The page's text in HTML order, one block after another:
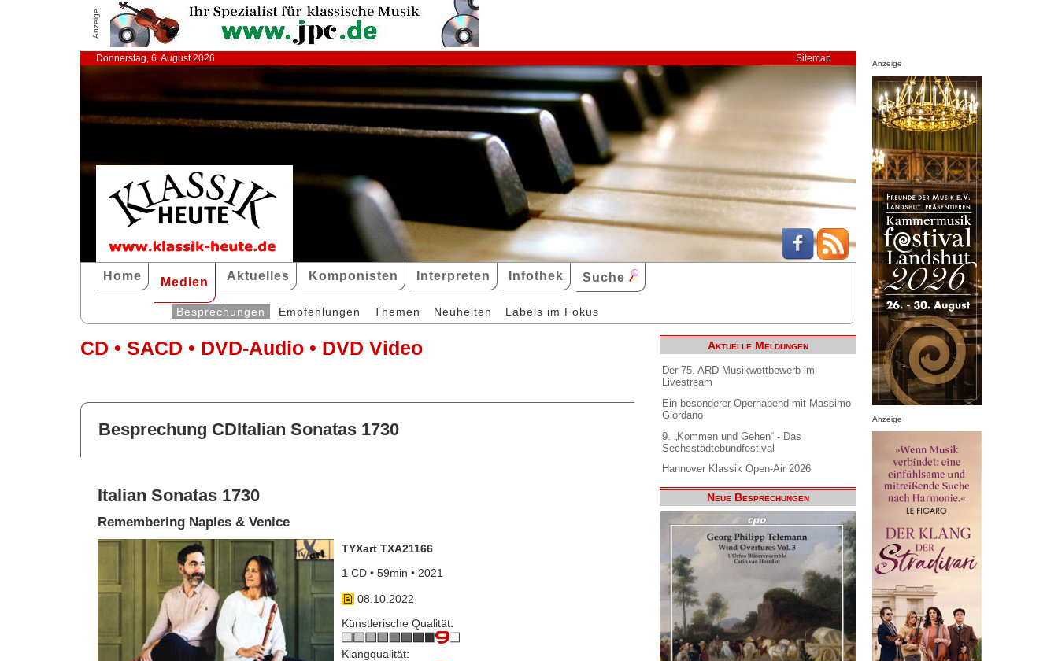
Anzeige
Donnerstag, 6. August 2026 Sitemap
Home Medien Aktuelles Komponisten Interpreten Infothek Suche
Besprechungen Empfehlungen Themen Neuheiten Labels im Fokus
CD • SACD • DVD-Audio • DVD Video
Besprechung CDItalian Sonatas 1730
Italian Sonatas 1730
Remembering Naples & Venice
TYXart TXA21166
1 CD • 59min • 2021
08.10.2022
Künstlerische Qualität:
Klangqualität:
Aktuelle Meldungen
Der 75. ARD-Musikwettbewerb im
Livestream
Ein besonderer Opernabend mit Massimo
Giordano
9. „Kommen und Gehen“ - Das
Sechsstädtebundfestival
Hannover Klassik Open-Air 2026
Neue Besprechungen
Anzeige
Anzeige